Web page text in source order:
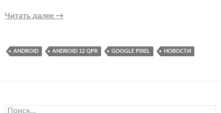
Читать далее Для Google Pixel доступен Android 12 QPR3
→
ANDROID ANDROID 12 QPR GOOGLE PIXEL НОВОСТИ
Найти: